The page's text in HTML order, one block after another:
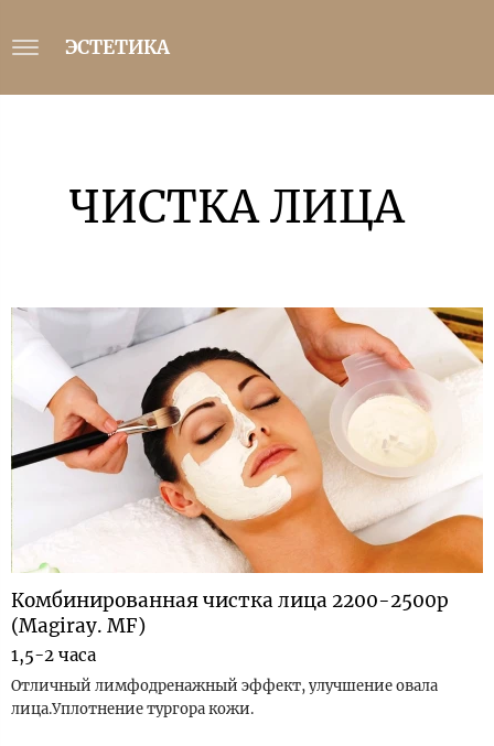
ЭСТЕТИКА
ЧИСТКА ЛИЦА
Комбинированная чистка лица 2200-2500р
(Magiray. MF)
1,5-2 часа
Отличный лимфодренажный эффект, улучшение овала
лица.Уплотнение тургора кожи.